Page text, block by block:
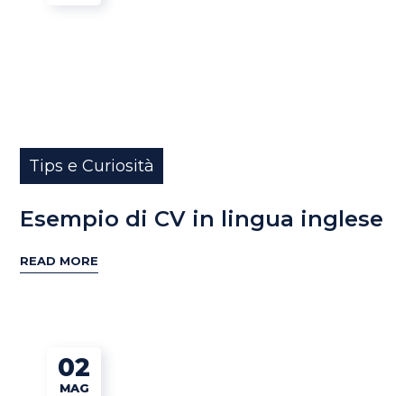
Tips e Curiosità
Esempio di CV in lingua inglese
READ MORE
02
MAG